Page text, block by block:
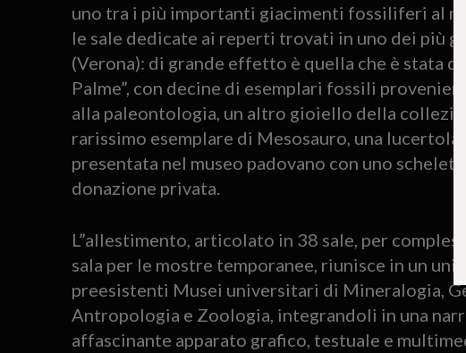
uno tra i più importanti giacimenti fossiliferi al
le sale dedicate ai reperti trovati in uno dei più
(Verona): di grande effetto è quella che è stata
Palme”, con decine di esemplari fossili
alla paleontologia, un altro gioiello della
rarissimo esemplare di Mesosauro, una lucertola
presentata nel museo padovano con uno
donazione privata.
L”allestimento, articolato in 38 sale, per
sala per le mostre temporanee, riunisce in un
preesistenti Musei universitari di Mineralogia,
Antropologia e Zoologia, integrandoli in una
affascinante apparato grafico, testuale e